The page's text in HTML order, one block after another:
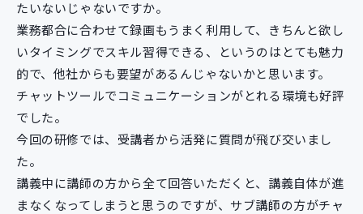
たいないじゃないですか。
業務都合に合わせて録画もうまく利用して、きちんと欲し
いタイミングでスキル習得できる、というのはとても魅力
的で、他社からも要望があるんじゃないかと思います。
チャットツールでコミュニケーションがとれる環境も好評
でした。
今回の研修では、受講者から活発に質問が飛び交いまし
た。
講義中に講師の方から全て回答いただくと、講義自体が進
まなくなってしまうと思うのですが、サブ講師の方がチャ